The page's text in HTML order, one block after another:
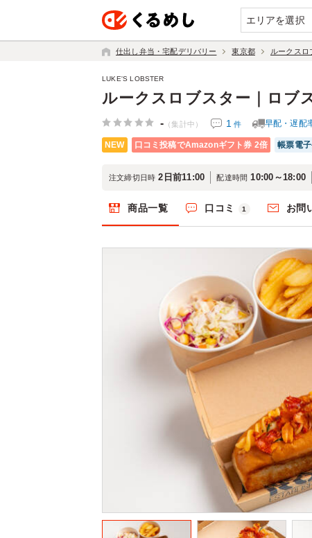
エリアを選択
仕出し弁当・宅配デリバリー 東京都 ルークスロ
ルークスロブスター｜ロブ
LUKE'S LOBSTER
- （集計中） 1 件 早配・遅配
NEW 口コミ投稿でAmazonギフト券 2倍 帳票電
注文締切日時 2日前11:00 配達時間 10:00～18:00
商品一覧 口コミ 1 お問